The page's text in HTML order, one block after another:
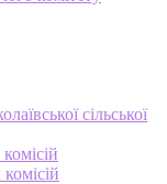
сільської